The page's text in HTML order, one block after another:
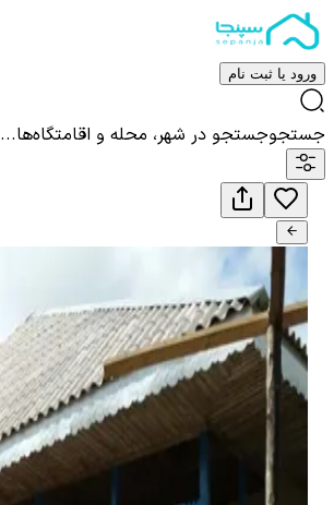
ورود یا ثبت نام
جستجوجستجو در شهر، محله و اقامتگاه‌ها...